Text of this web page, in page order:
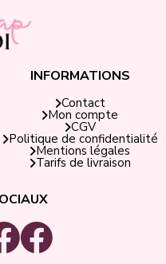
INFORMATIONS
Contact
Mon compte
CGV
Politique de confidentialité
Mentions légales
Tarifs de livraison